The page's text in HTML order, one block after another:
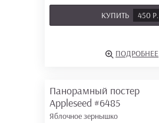
КУПИТЬ 450 Р.
ПОДРОБНЕЕ
Панорамный постер
Appleseed #6485
Яблочное зернышко